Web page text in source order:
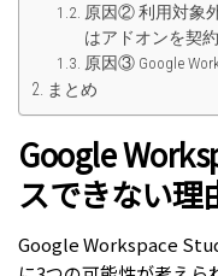
原因② 利用対象
はアドオンを契
原因③ Google
まとめ
Google
スできない理
Google Workspace